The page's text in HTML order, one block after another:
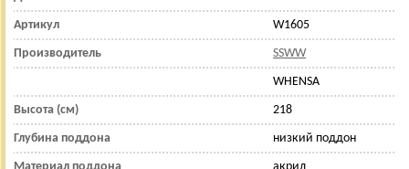
Артикул W1605
Производитель SSWW
WHENSA
Высота (см) 218
Глубина поддона низкий поддон